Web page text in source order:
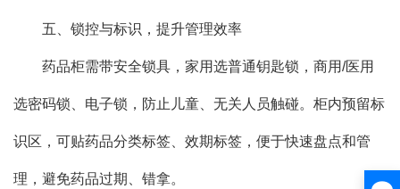
五、锁控与标识，提升管理效率
药品柜需带安全锁具，家用选普通钥匙锁，商用/医用
选密码锁、电子锁，防止儿童、无关人员触碰。柜内预留标
识区，可贴药品分类标签、效期标签，便于快速盘点和管
理，避免药品过期、错拿。